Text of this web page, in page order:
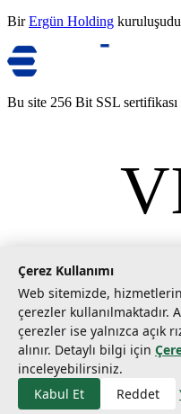
Bir Ergün Holding
Bu site 256 Bit SSL sertifikası
2026Tarımcom Tarım ve